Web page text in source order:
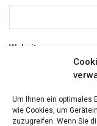
Um Ihnen ein optimales
wie Cookies, um
zuzugreifen. Wenn Sie
Website
Name, E-Mail-
meinen nächsten